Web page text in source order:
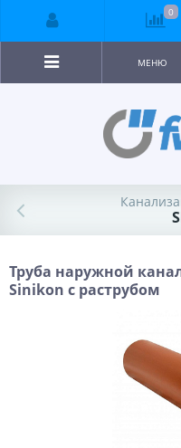
МЕНЮ
Труба наружной
Sinikon с раструбом
0